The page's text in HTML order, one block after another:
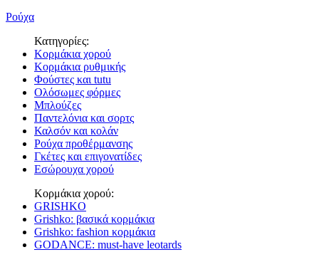
Ρούχα
Κατηγορίες:
Κορμάκια χορού
Κορμάκια ρυθμικής
Φούστες και tutu
Ολόσωμες φόρμες
Μπλούζες
Παντελόνια και σορτς
Καλσόν και κολάν
Ρούχα προθέρμανσης
Γκέτες και επιγονατίδες
Εσώρουχα χορού
Κορμάκια χορού:
GRISHKO
Grishko: βασικά κορμάκια
Grishko: fashion κορμάκια
GODANCE: must-have leotards